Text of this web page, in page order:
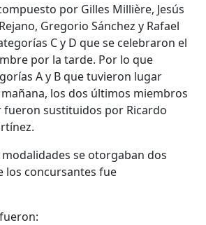
por Gilles Millière, Jesús
Gregorio Sánchez y Rafael
C y D que se celebraron el
por la tarde. Por lo que
A y B que tuvieron lugar
los dos últimos miembros
sustituidos por Ricardo
modalidades se otorgaban dos
los concursantes fue